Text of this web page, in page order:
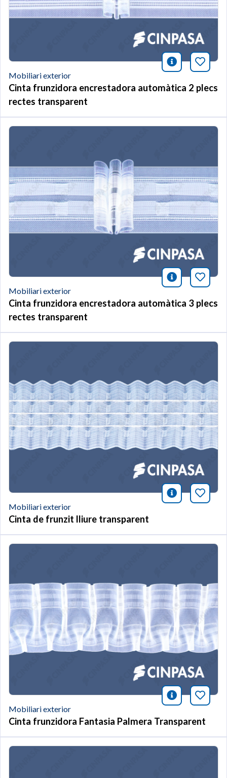
icono
Mobiliari exterior
Cinta frunzidora encrestadora automàtica 2 plecs
rectes transparent
icono
Mobiliari exterior
Cinta frunzidora encrestadora automàtica 3 plecs
rectes transparent
icono
Mobiliari exterior
Cinta de frunzit lliure transparent
icono
Mobiliari exterior
Cinta frunzidora Fantasia Palmera Transparent